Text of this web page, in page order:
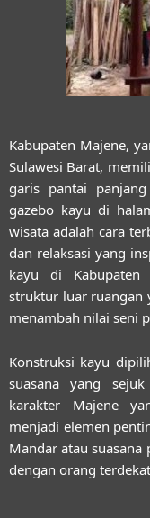
Kabupaten Majene,
Sulawesi Barat,
garis pantai
gazebo kayu di
wisata adalah cara
dan relaksasi yang
kayu di Kabupaten
struktur luar ruangan
menambah nilai seni
Konstruksi kayu
suasana yang
karakter Majene
menjadi elemen
Mandar atau
dengan orang